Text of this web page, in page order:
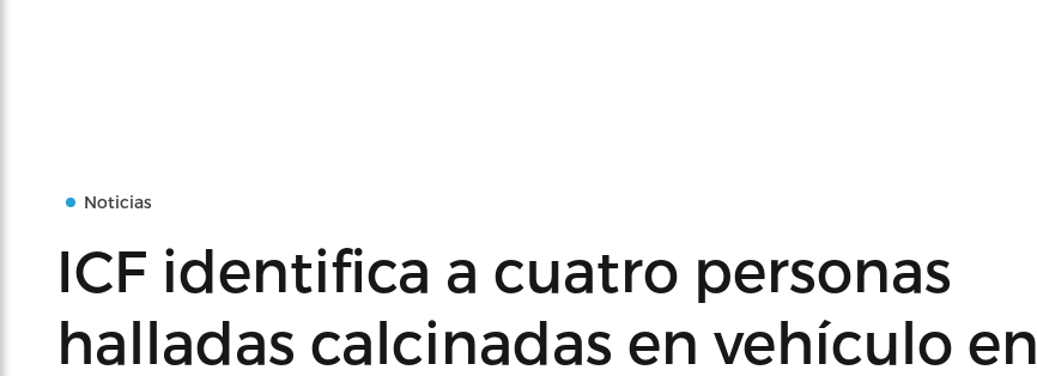
Noticias
ICF identifica a cuatro personas
halladas calcinadas en vehículo en